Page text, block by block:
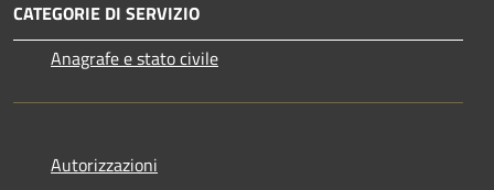
CATEGORIE DI SERVIZIO
Anagrafe e stato civile
Autorizzazioni